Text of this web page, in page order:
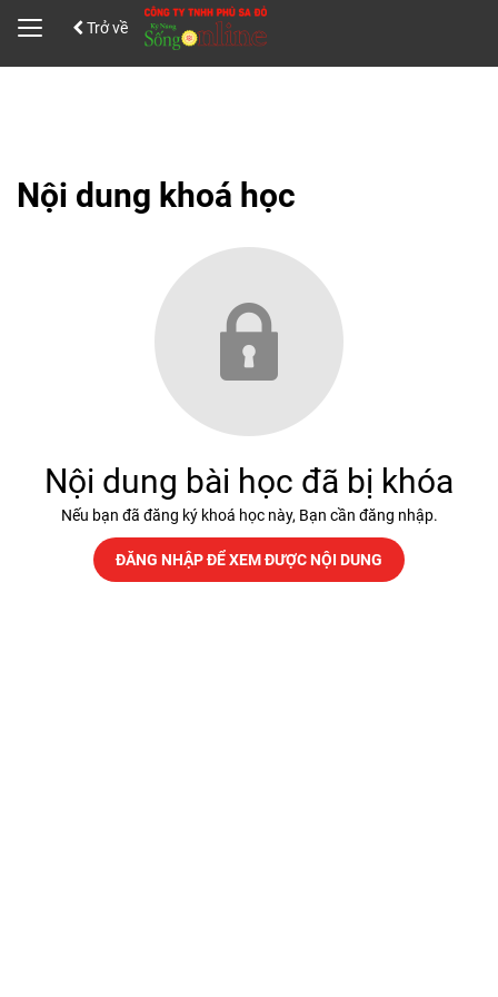
Trở về
Nội dung khoá học
Nội dung bài học đã bị khóa
Nếu bạn đã đăng ký khoá học này, Bạn cần đăng nhập.
ĐĂNG NHẬP ĐỂ XEM ĐƯỢC NỘI DUNG